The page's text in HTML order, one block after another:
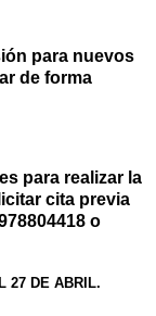
para nuevos
de forma
para realizar la
cita previa
o
27 DE ABRIL.